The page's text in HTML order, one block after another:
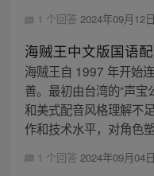
1 个回答 2024年09月12
海贼王中文版国语
海贼王自 1997 年开始
善。最初由台湾的“声
和美式配音风格理解不
作和技术水平，对角色
1 个回答 2024年09月04